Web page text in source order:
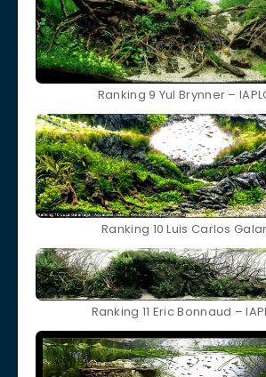
Ranking 9 Yul Brynner –
Ranking 10 Luis Carlos
Ranking 11 Eric Bonnaud –